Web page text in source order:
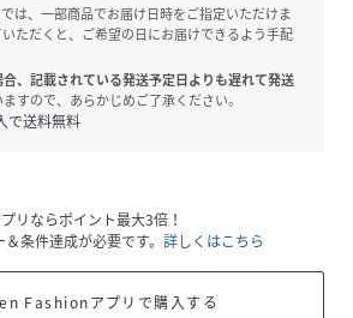
は、一部商品でお届け日時をご指定いただけま
ただくと、ご希望の日にお届けできるよう手配
、記載されている発送予定日よりも遅れて発送
すので、あらかじめご了承ください。
で送料無料
リならポイント最大3倍！
条件達成が必要です。 詳しくはこちら
Fashionアプリで購入する